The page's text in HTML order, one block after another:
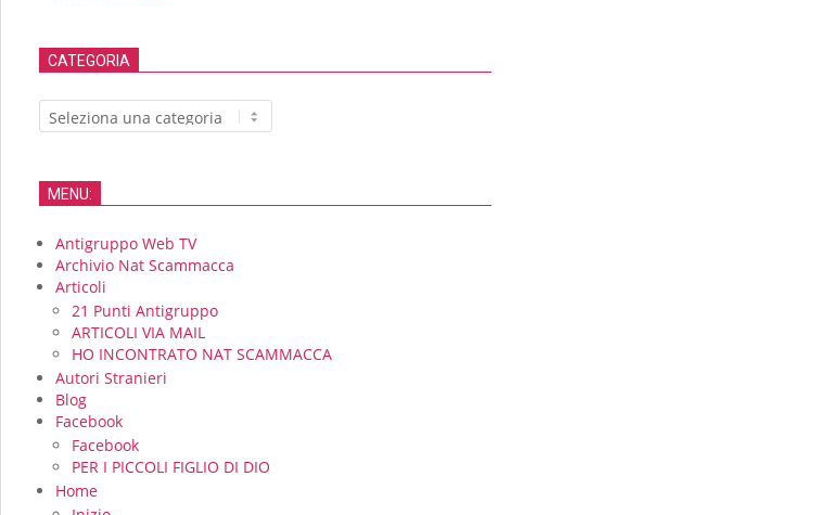
CATEGORIA
CATEGORIA
MENU:
Antigruppo Web TV
Archivio Nat Scammacca
Articoli
21 Punti Antigruppo
ARTICOLI VIA MAIL
HO INCONTRATO NAT SCAMMACCA
Autori Stranieri
Blog
Facebook
Facebook
PER I PICCOLI FIGLIO DI DIO
Home